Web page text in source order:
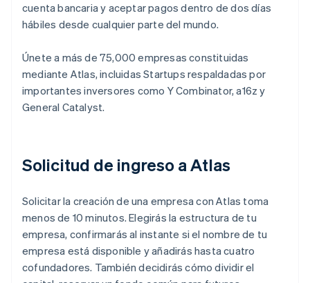
cuenta bancaria y aceptar pagos dentro de dos días
hábiles desde cualquier parte del mundo.
Únete a más de 75,000 empresas constituidas
mediante Atlas, incluidas Startups respaldadas por
importantes inversores como Y Combinator, a16z y
General Catalyst.
Solicitud de ingreso a Atlas
Solicitar la creación de una empresa con Atlas toma
menos de 10 minutos. Elegirás la estructura de tu
empresa, confirmarás al instante si el nombre de tu
empresa está disponible y añadirás hasta cuatro
cofundadores. También decidirás cómo dividir el